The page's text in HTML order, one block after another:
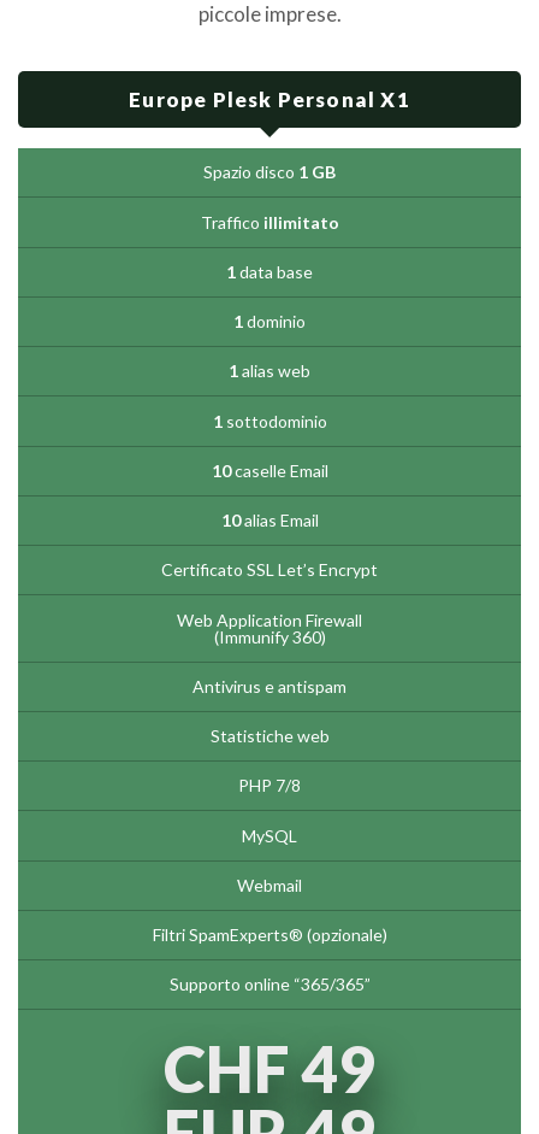
piccole imprese.
Europe Plesk Personal X1
Spazio disco 1 GB
Traffico illimitato
1data base
1dominio
1alias web
1sottodominio
10caselle Email
10alias Email
Certificato SSL Let’s Encrypt
Web Application Firewall
(Immunify 360)
Antivirus e antispam
Statistiche web
PHP 7/8
MySQL
Webmail
Filtri SpamExperts® (opzionale)
Supporto online “365/365”
CHF 49